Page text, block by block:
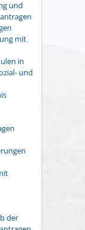
und
mit
in
und
der